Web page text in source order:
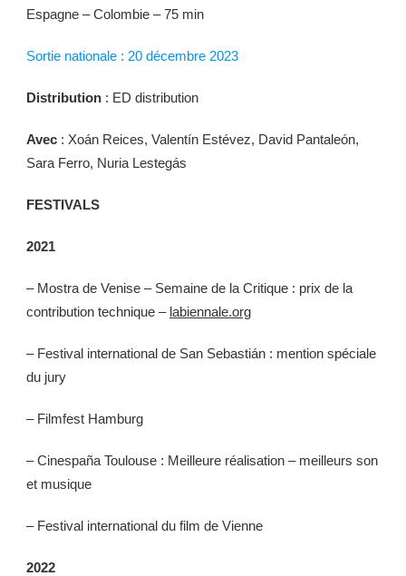
Espagne – Colombie – 75 min
Sortie nationale : 20 décembre 2023
Distribution : ED distribution
Avec : Xoán Reices, Valentín Estévez, David Pantaleón,
Sara Ferro, Nuria Lestegás
FESTIVALS
2021
– Mostra de Venise – Semaine de la Critique : prix de la
contribution technique – labiennale.org
– Festival international de San Sebastián : mention spéciale
du jury
– Filmfest Hamburg
– Cinespaña Toulouse : Meilleure réalisation – meilleurs son
et musique
– Festival international du film de Vienne
2022